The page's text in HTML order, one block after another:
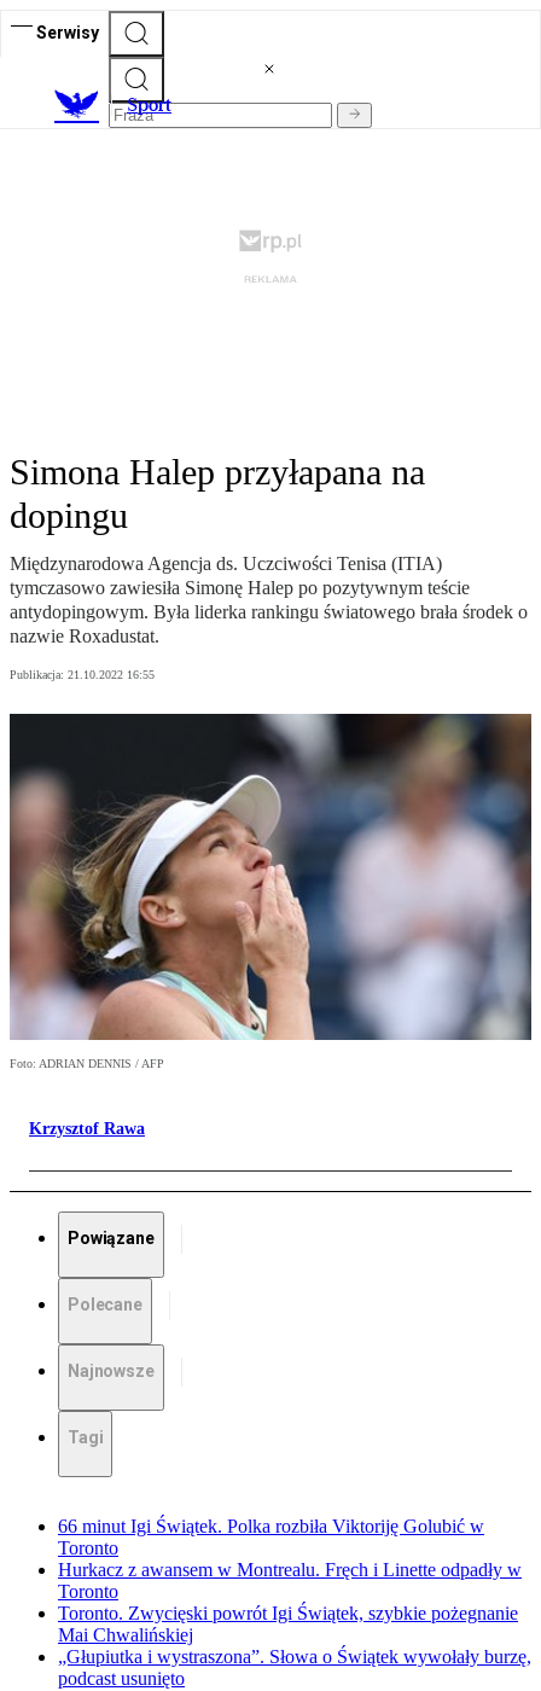
Serwisy
Sport
Simona Halep przyłapana na
dopingu
Międzynarodowa Agencja ds. Uczciwości Tenisa (ITIA)
tymczasowo zawiesiła Simonę Halep po pozytywnym teście
antydopingowym. Była liderka rankingu światowego brała środek o
nazwie Roxadustat.
Publikacja: 21.10.2022 16:55
Foto: ADRIAN DENNIS / AFP
Krzysztof Rawa
Powiązane
Polecane
Najnowsze
Tagi
66 minut Igi Świątek. Polka rozbiła Viktoriję Golubić w
Toronto
Hurkacz z awansem w Montrealu. Fręch i Linette odpadły w
Toronto
Toronto. Zwycięski powrót Igi Świątek, szybkie pożegnanie
Mai Chwalińskiej
„Głupiutka i wystraszona”. Słowa o Świątek wywołały burzę,
podcast usunięto